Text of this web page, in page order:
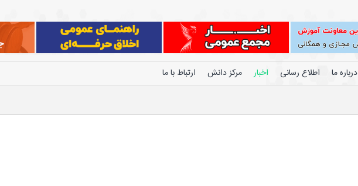
درباره ما اطلاع رسانی اخبار مرکز دانش ارتباط با ما